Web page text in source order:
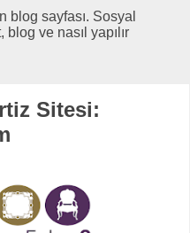
blog sayfası. Sosyal
ve nasıl yapılır
Sitesi: